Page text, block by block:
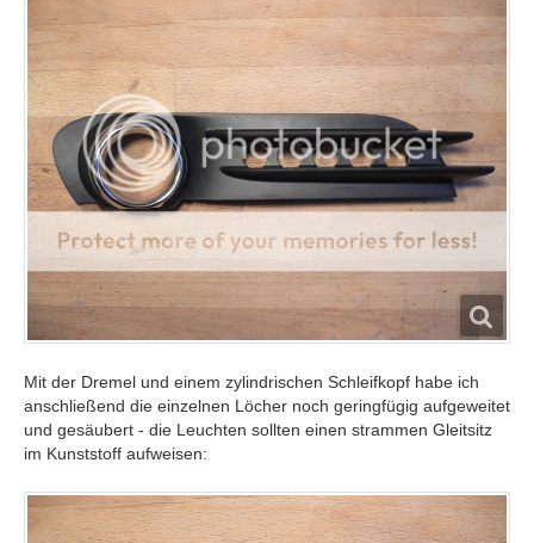
Mit der Dremel und einem zylindrischen Schleifkopf habe ich
anschließend die einzelnen Löcher noch geringfügig aufgeweitet
und gesäubert - die Leuchten sollten einen strammen Gleitsitz
im Kunststoff aufweisen: